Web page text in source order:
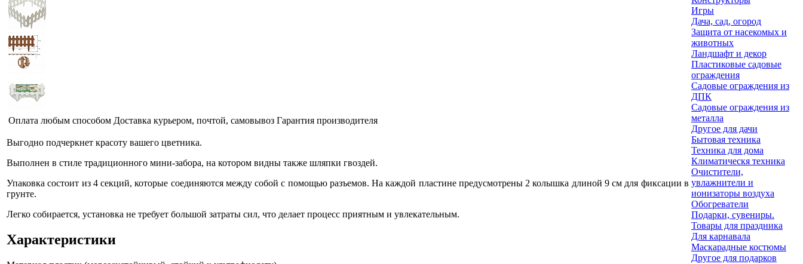
Оплата любым способом Доставка курьером, почтой, самовывоз Гарантия производителя
Выгодно подчеркнет красоту вашего цветника.
Выполнен в стиле традиционного мини-забора, на котором видны также шляпки гвоздей.
Упаковка состоит из 4 секций, которые соединяются между собой с помощью разъемов. На каждой пластине предусмотрены 2 колышка длиной 9 см для фиксации в
грунте.
Легко собирается, установка не требует большой затраты сил, что делает процесс приятным и увлекательным.
Характеристики
Игры
Дача, сад, огород
Защита от насекомых и
животных
Ландшафт и декор
Пластиковые садовые
ограждения
Садовые ограждения из
ДПК
Садовые ограждения из
металла
Другое для дачи
Бытовая техника
Техника для дома
Климатическя техника
Очистители,
увлажнители и
ионизаторы воздуха
Обогреватели
Подарки, сувениры.
Товары для праздника
Для карнавала
Маскарадные костюмы
Другое для подарков